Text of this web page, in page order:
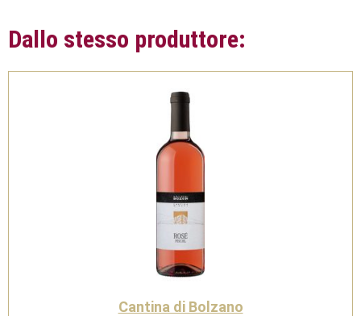
Dallo stesso produttore:
Cantina di Bolzano